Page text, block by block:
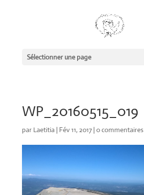
Sélectionner une page
WP_20160515_019
par Laetitia | Fév 11, 2017|0 commentaires